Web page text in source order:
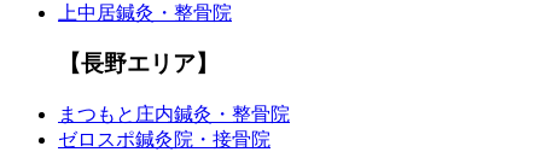
上中居鍼灸・整骨院
【長野エリア】
まつもと庄内鍼灸・整骨院
ゼロスポ鍼灸院・接骨院